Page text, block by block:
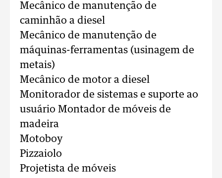
Mecânico de manutenção de
caminhão a diesel
Mecânico de manutenção de
máquinas-ferramentas (usinagem de
metais)
Mecânico de motor a diesel
Monitorador de sistemas e suporte ao
usuário Montador de móveis de
madeira
Motoboy
Pizzaiolo
Projetista de móveis